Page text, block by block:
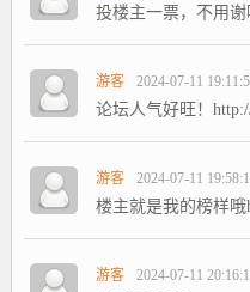
投楼主一票，不用谢
游客 2024-07-11
论坛人气好旺！
游客 2024-07-11
楼主就是我的榜样哦
游客 2024-07-11